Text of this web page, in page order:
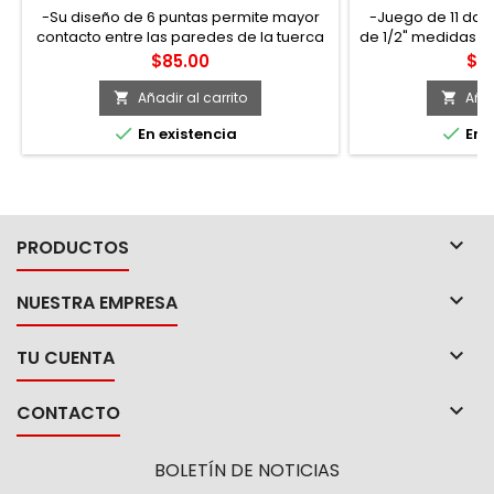
-Su diseño de 6 puntas permite mayor
contacto entre las paredes de la tuerca
y/o tornillo gracias a su geometría
lobular (super drive®) -Marca Urrea
Precio
$85.00
 Añadir al carrito
 En existencia
-Juego de 11
de 1/2" medidas
cromo
lobular.
metálica
fabricada en
broche
5/8", 11/16", 3/4",

 En
PRODUCTOS 
NUESTRA EMPRESA 
TU CUENTA 
CONTACTO 
BOLETÍN DE NOTICIAS